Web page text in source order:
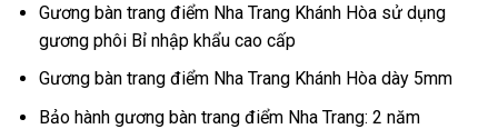
Gương bàn trang điểm Nha Trang Khánh Hòa sử dụng
gương phôi Bỉ nhập khẩu cao cấp
Gương bàn trang điểm Nha Trang Khánh Hòa dày 5mm
Bảo hành gương bàn trang điểm Nha Trang: 2 năm